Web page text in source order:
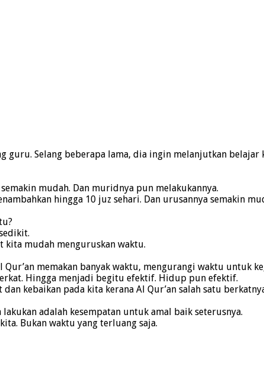
guru. Selang beberapa lama, dia ingin melanjutkan belajar
mudah. Dan muridnya pun melakukannya.
hingga 10 juz sehari. Dan urusannya semakin
kita mudah menguruskan waktu.
Qur’an memakan banyak waktu, mengurangi waktu untuk
Hingga menjadi begitu efektif. Hidup pun efektif.
dan kebaikan pada kita kerana Al Qur’an salah satu
adalah kesempatan untuk amal baik seterusnya.
Bukan waktu yang terluang saja.